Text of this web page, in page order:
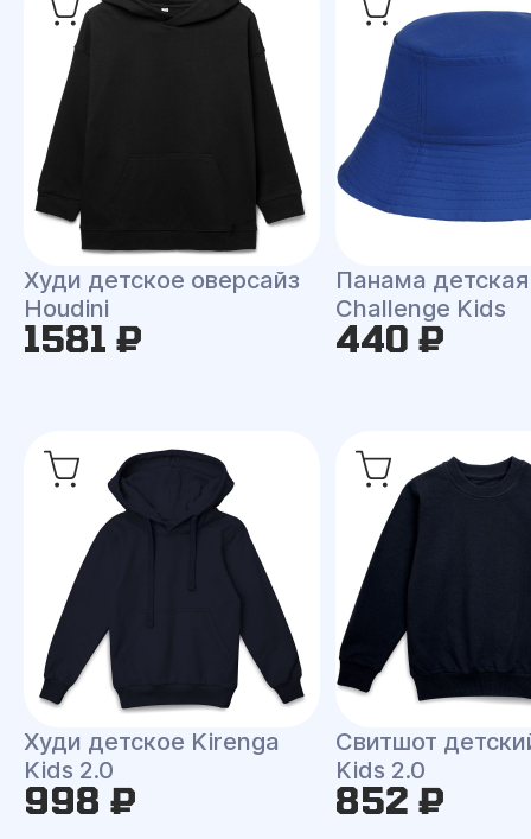
Худи детское оверсайз
Houdini
1581 ₽
Панама детская
Challenge Kids
440 ₽
Худи детское Kirenga
Kids 2.0
998 ₽
Свитшот
Kids 2.0
852 ₽